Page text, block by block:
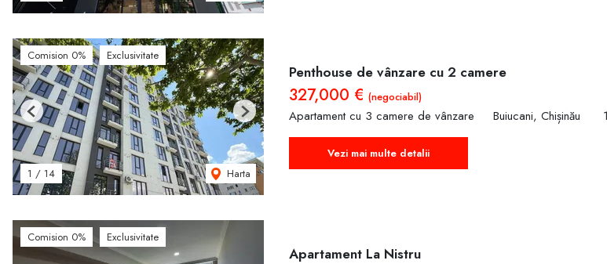
Comision 0% Exclusivitate
1 / 14 Harta
Previous Next
Penthouse de vânzare cu 2 camere
327,000 € (negociabil)
Apartament cu 3 camere de vânzare Buiucani, Chișinău
Vezi mai multe detalii
Comision 0% Exclusivitate
Apartament La Nistru